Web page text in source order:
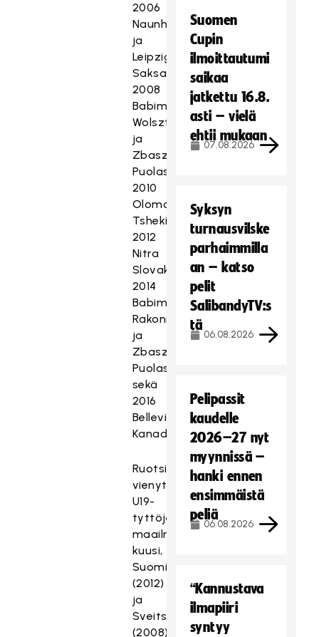
2006
Naunhof
ja
Leipzig
Saksassa,
2008
Babimost
Wolsztyn
ja
Zbaszyn
Puolassa,
2010
Olomouc
Tshekissä,
2012
Nitra
Slovakiassa,
2014
Babimost,
Rakoniwicze
ja
Zbaszyn
Puolassa
sekä
2016
Belleville
Kanadassa.
Ruotsi
vienyt
U19-
tyttöjen
maailmanmestaruuksista
kuusi,
Suomi
(2012)
ja
Sveitsi
(2008)
Suomen
Cupin
ilmoittautumi
saikaa
jatkettu 16.8.
asti – vielä
ehtii mukaan
07.08.2026
Syksyn
turnausvilske
parhaimmilla
an – katso
pelit
SalibandyTV:s
tä
06.08.2026
Pelipassit
kaudelle
2026–27 nyt
myynnissä –
hanki ennen
ensimmäistä
peliä
06.08.2026
“Kannustava
ilmapiiri
syntyy